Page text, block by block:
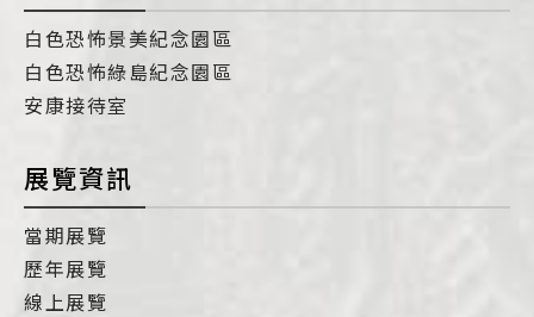
白色恐怖景美紀念園區
白色恐怖綠島紀念園區
安康接待室
展覽資訊
當期展覽
歷年展覽
線上展覽